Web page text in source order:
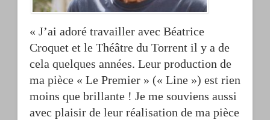
« J’ai adoré travailler avec Béatrice
Croquet et le Théâtre du Torrent il y a de
cela quelques années. Leur production de
ma pièce « Le Premier » (« Line ») est rien
moins que brillante ! Je me souviens aussi
avec plaisir de leur réalisation de ma pièce